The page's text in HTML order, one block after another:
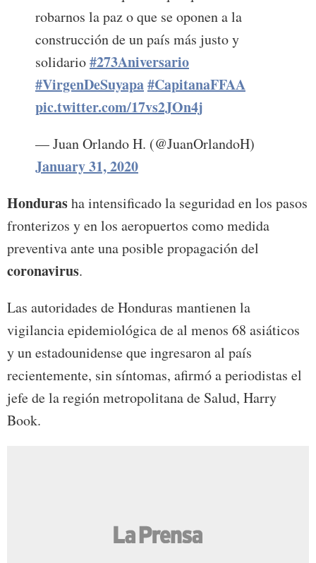
robarnos la paz o que se oponen a la
construcción de un país más justo y
solidario#273Aniversario
#VirgenDeSuyapa#CapitanaFFAA
pic.twitter.com/17vs2JOn4j
— Juan Orlando H. (@JuanOrlandoH)
January 31, 2020
Hondurasha intensificado la seguridad en los pasos
fronterizos y en los aeropuertos como medida
preventiva ante una posible propagación del
coronavirus.
Las autoridades de Honduras mantienen la
vigilancia epidemiológica de al menos 68 asiáticos
y un estadounidense que ingresaron al país
recientemente, sin síntomas, afirmó a periodistas el
jefe de la región metropolitana de Salud, Harry
Book.